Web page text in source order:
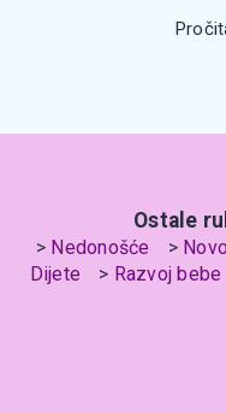
Ostale
Nedonošće
Dijete
Razvoj bebe